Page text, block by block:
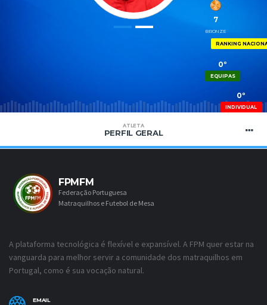
7
BRONZE
RANKING
0º
EQUIPAS
0º
INDIVIDUAL
ATLETA
PERFIL GERAL
FPMFM
Federação Portuguesa
Matraquilhos e Futebol de Mesa
A plataforma tecnológica é flexível e expansível. A FPM quer estar na
vanguarda para melhor servir a comunidade dos matraquilhos em
Portugal, como é sua vocação natural.
EMAIL